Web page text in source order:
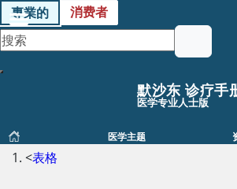
專業的 消费者
默沙东 诊疗手
医学专业人士版
医学主题
<表格